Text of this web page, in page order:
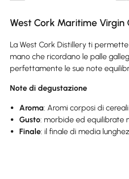
West Cork Maritime Virgin
La West Cork Distillery ti
mano che ricordano le palle
perfettamente le sue note
Note di degustazione
Aroma: Aromi corposi di
Gusto: morbide ed equilibrate
Finale: il finale di media